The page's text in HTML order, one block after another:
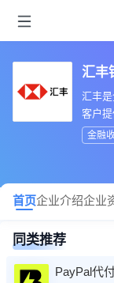
汇丰
汇丰
客户
金融
首页企业介绍企业
同类推荐
PayPal代